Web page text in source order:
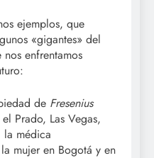
ejemplos, que
«gigantes» del
enfrentamos
de Fresenius
Prado, Las Vegas,
la médica
mujer en Bogotá y en